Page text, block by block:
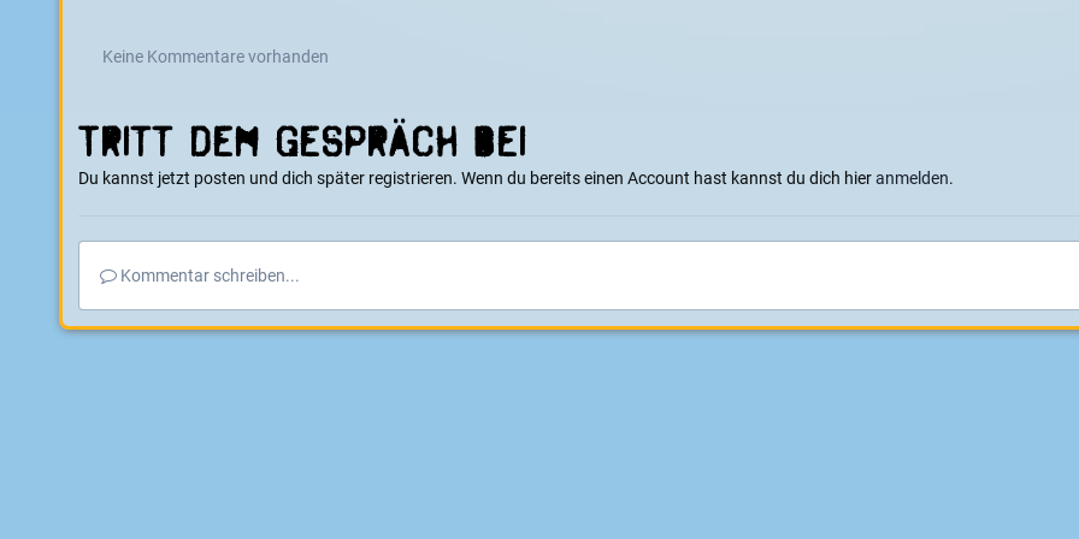
Keine Kommentare vorhanden
Tritt dem Gespräch bei
Du kannst jetzt posten und dich später registrieren. Wenn du bereits einen Account hast kannst du dich hieranmelden.
Kommentar schreiben...